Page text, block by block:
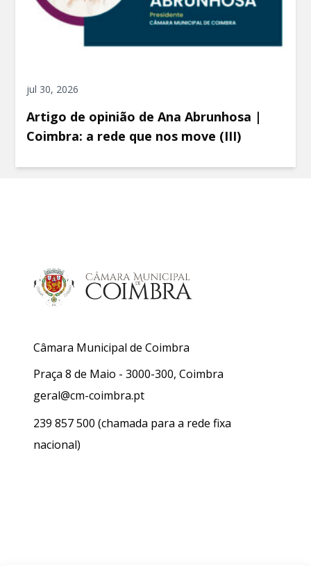
jul 30, 2026
Artigo de opinião de Ana Abrunhosa |
Coimbra: a rede que nos move (III)
Câmara Municipal de Coimbra
Praça 8 de Maio - 3000-300, Coimbra
geral@cm-coimbra.pt
239 857 500 (chamada para a rede fixa
nacional)